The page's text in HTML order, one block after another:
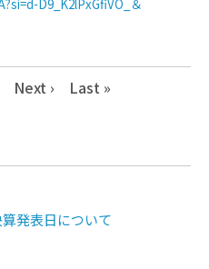
D9_K2lPxGfiVO_＆
Next › Last »
発表日について